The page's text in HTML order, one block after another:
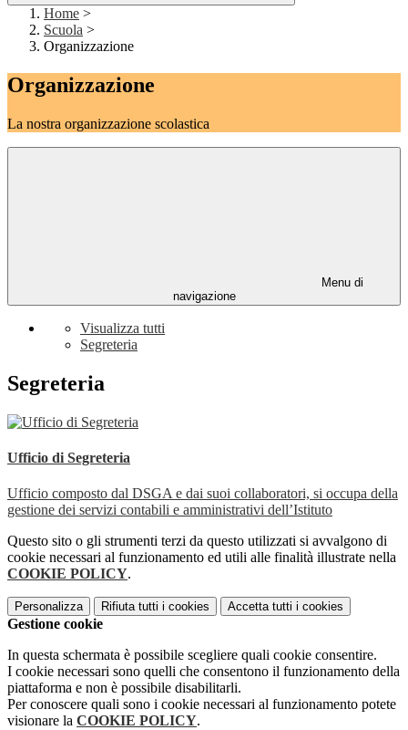
Home >
Scuola >
Organizzazione
Organizzazione
La nostra organizzazione scolastica
Menu di
navigazione
Visualizza tutti
Segreteria
Segreteria
Ufficio di Segreteria
Ufficio composto dal DSGA e dai suoi collaboratori, si occupa della
gestione dei servizi contabili e amministrativi dell’Istituto
Questo sito o gli strumenti terzi da questo utilizzati si avvalgono di
cookie necessari al funzionamento ed utili alle finalità illustrate nella
COOKIE POLICY.
Personalizza Rifiuta tutti i cookies Accetta tutti i cookies
Gestione cookie
In questa schermata è possibile scegliere quali cookie consentire.
I cookie necessari sono quelli che consentono il funzionamento della
piattaforma e non è possibile disabilitarli.
Per conoscere quali sono i cookie necessari al funzionamento potete
visionare la COOKIE POLICY.